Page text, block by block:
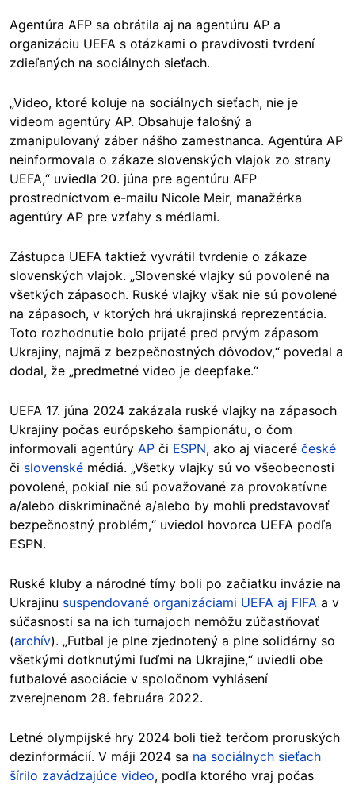
Agentúra AFP sa obrátila aj na agentúru AP a
organizáciu UEFA s otázkami o pravdivosti tvrdení
zdieľaných na sociálnych sieťach.
„Video, ktoré koluje na sociálnych sieťach, nie je
videom agentúry AP. Obsahuje falošný a
zmanipulovaný záber nášho zamestnanca. Agentúra AP
neinformovala o zákaze slovenských vlajok zo strany
UEFA,“ uviedla 20. júna pre agentúru AFP
prostredníctvom e-mailu Nicole Meir, manažérka
agentúry AP pre vzťahy s médiami.
Zástupca UEFA taktiež vyvrátil tvrdenie o zákaze
slovenských vlajok. „Slovenské vlajky sú povolené na
všetkých zápasoch. Ruské vlajky však nie sú povolené
na zápasoch, v ktorých hrá ukrajinská reprezentácia.
Toto rozhodnutie bolo prijaté pred prvým zápasom
Ukrajiny, najmä z bezpečnostných dôvodov,“ povedal a
dodal, že „predmetné video je deepfake.“
UEFA 17. júna 2024 zakázala ruské vlajky na zápasoch
Ukrajiny počas európskeho šampionátu, o čom
informovali agentúry AP či ESPN, ako aj viaceré české
či slovenské médiá. „Všetky vlajky sú vo všeobecnosti
povolené, pokiaľ nie sú považované za provokatívne
a/alebo diskriminačné a/alebo by mohli predstavovať
bezpečnostný problém,“ uviedol hovorca UEFA podľa
ESPN.
Ruské kluby a národné tímy boli po začiatku invázie na
Ukrajinu suspendované organizáciami UEFA aj FIFA a v
súčasnosti sa na ich turnajoch nemôžu zúčastňovať
(archív). „Futbal je plne zjednotený a plne solidárny so
všetkými dotknutými ľuďmi na Ukrajine,“ uviedli obe
futbalové asociácie v spoločnom vyhlásení
zverejnenom 28. februára 2022.
Letné olympijské hry 2024 boli tiež terčom proruských
dezinformácií. V máji 2024 sa na sociálnych sieťach
šírilo zavádzajúce video, podľa ktorého vraj počas